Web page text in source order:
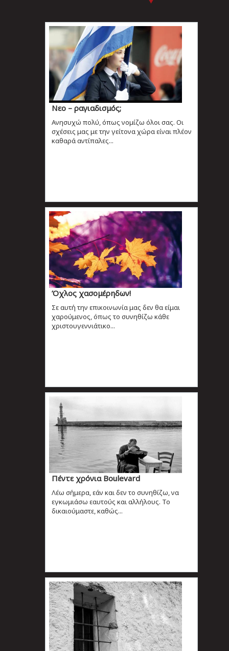
Νεο – ραγιαδισμός;
Ανησυχώ πολύ, όπως νομίζω όλοι σας. Οι
σχέσεις μας με την γείτονα χώρα είναι πλέον
καθαρά αντίπαλες...
Όχλος χασομέρηδων!
Σε αυτή την επικοινωνία μας δεν θα είμαι
χαρούμενος, όπως το συνηθίζω κάθε
χριστουγεννιάτικο...
Πέντε χρόνια Boulevard
Λέω σήμερα, εάν και δεν το συνηθίζω, να
εγκωμιάσω εαυτούς και αλλήλους. Το
δικαιούμαστε, καθώς...